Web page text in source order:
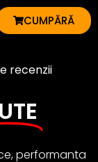
CUMPĂRĂ
recenzii
performanta